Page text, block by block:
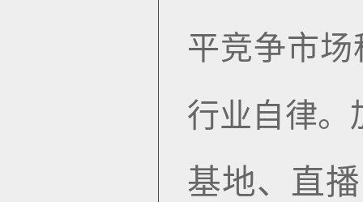
平竞争市
行业自律。
基地、直